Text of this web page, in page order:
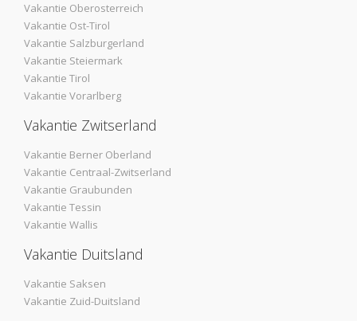
Vakantie Oberosterreich
Vakantie Ost-Tirol
Vakantie Salzburgerland
Vakantie Steiermark
Vakantie Tirol
Vakantie Vorarlberg
Vakantie Zwitserland
Vakantie Berner Oberland
Vakantie Centraal-Zwitserland
Vakantie Graubunden
Vakantie Tessin
Vakantie Wallis
Vakantie Duitsland
Vakantie Saksen
Vakantie Zuid-Duitsland